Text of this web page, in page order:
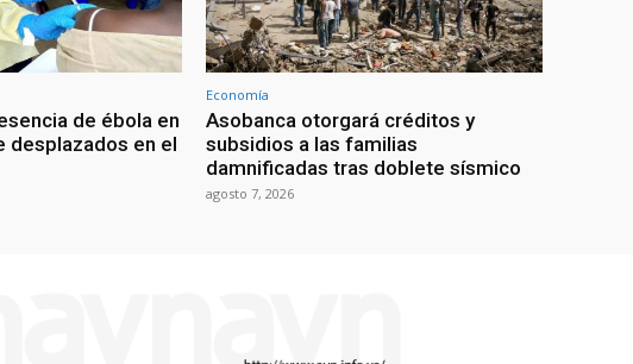
de ébola en
desplazados en el
Economía
Asobanca otorgará créditos y
subsidios a las familias
damnificadas tras doblete sísmico
agosto 7, 2026